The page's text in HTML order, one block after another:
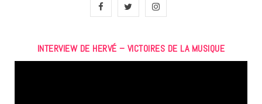
F
c
i
I
s
INTERVIEW DE HERVÉ – VICTOIRES DE LA MUSIQUE